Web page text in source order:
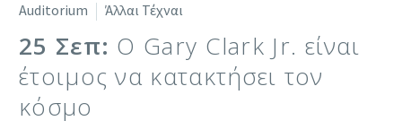
Auditorium
Άλλαι Τέχναι
25 Σεπ: Ο Gary Clark Jr. είναι
έτοιμος να κατακτήσει τον
κόσμο